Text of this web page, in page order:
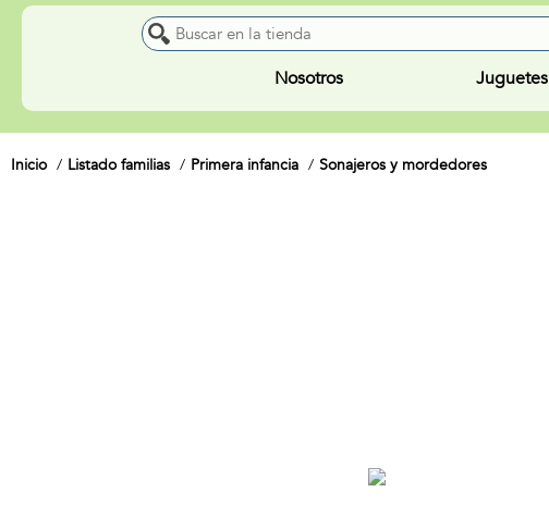
Nosotros Juguetes
Inicio Listado familias Primera infancia Sonajeros y mordedores